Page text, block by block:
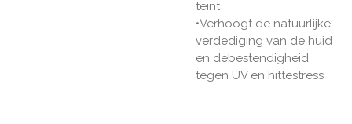
teint
•Verhoogt de natuurlijke
verdediging van de huid
en debestendigheid
tegen UV en hittestress